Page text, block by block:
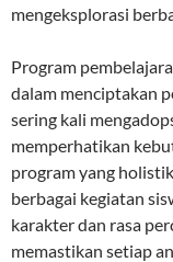
mengeksplorasi
Program
dalam menciptakan
sering kali
memperhatikan
program yang
berbagai kegiatan
karakter dan rasa
memastikan setiap